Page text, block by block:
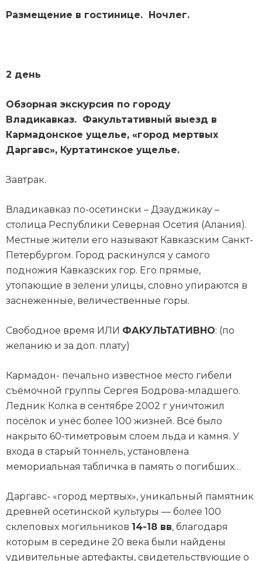
Размещение в гостинице. Ночлег.
2 день
Обзорная экскурсия по городу
Владикавказ. Факультативный выезд в
Кармадонское ущелье, «город мертвых
Даргавс», Куртатинское ущелье.
Завтрак.
Владикавказ по-осетински – Дзауджикау –
столица Республики Северная Осетия (Алания).
Местные жители его называют Кавказским Санкт-
Петербургом. Город раскинулся у самого
подножия Кавказских гор. Его прямые,
утопающие в зелени улицы, словно упираются в
заснеженные, величественные горы.
Свободное время ИЛИ ФАКУЛЬТАТИВНО: (по
желанию и за доп. плату)
Кармадон- печально известное место гибели
съёмочной группы Сергея Бодрова-младшего.
Ледник Колка в сентябре 2002 г уничтожил
посёлок и унёс более 100 жизней. Всё было
накрыто 60-тиметровым слоем льда и камня. У
входа в старый тоннель, установлена
мемориальная табличка в память о погибших…
Даргавс- «город мертвых», уникальный памятник
древней осетинской культуры –– более 100
склеповых могильников 14-18 вв, благодаря
которым в середине 20 века были найдены
удивительные артефакты, свидетельствующие о